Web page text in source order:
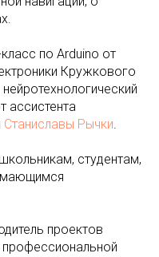
по Arduino от
Кружкового
нейротехнологический
ассистента
Станиславы Рычки
студентам,
проектов
профессиональной